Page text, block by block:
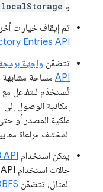
و localStorage
تم إيقاف خيارات
Entries API
تتضمّن
API مساحة مشابهة
تُستخدَم للتفاعل مع
إمكانية الوصول
ملكية المصدر أو
المختلف مراعاة
يمكن استخدام API
المثال، تتضمّن Emscripten